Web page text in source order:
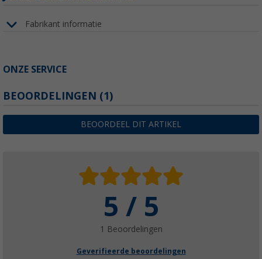
Fabrikant informatie
ONZE SERVICE
BEOORDELINGEN (1)
BEOORDEEL DIT ARTIKEL
5 / 5
1 Beoordelingen
Geverifieerde beoordelingen